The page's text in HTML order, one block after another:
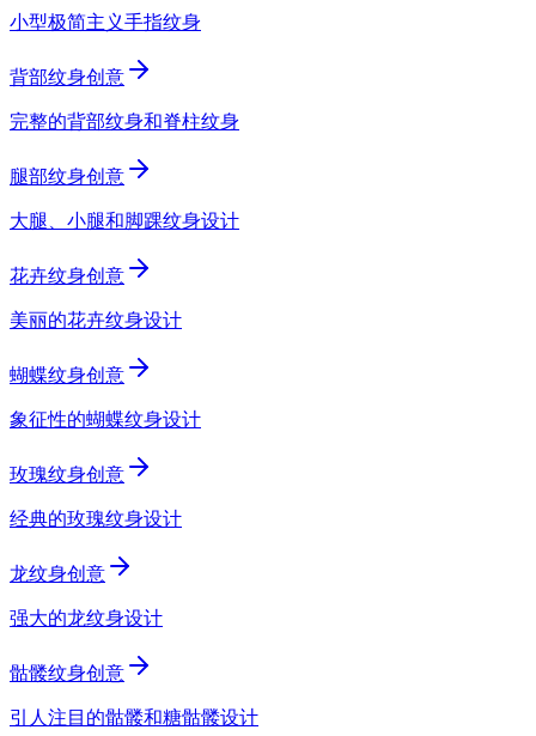
小型极简主义手指纹身
背部纹身创意
完整的背部纹身和脊柱纹身
腿部纹身创意
大腿、小腿和脚踝纹身设计
花卉纹身创意
美丽的花卉纹身设计
蝴蝶纹身创意
象征性的蝴蝶纹身设计
玫瑰纹身创意
经典的玫瑰纹身设计
龙纹身创意
强大的龙纹身设计
骷髅纹身创意
引人注目的骷髅和糖骷髅设计